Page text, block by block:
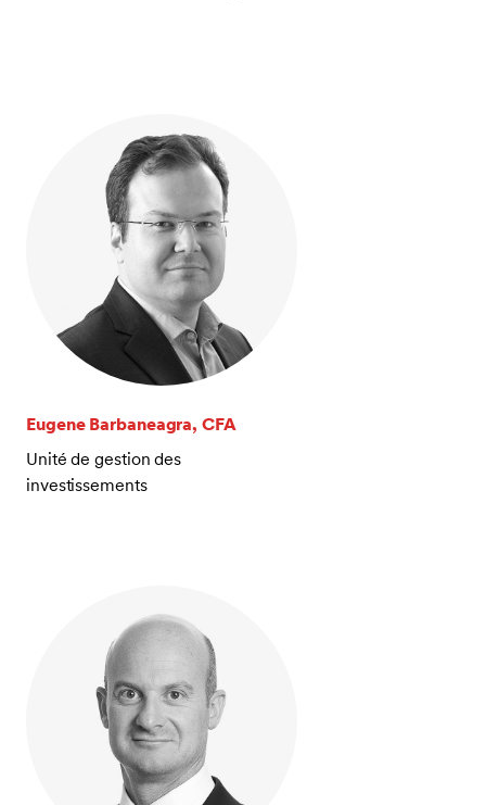
Eugene Barbaneagra, CFA
Unité de gestion des
investissements